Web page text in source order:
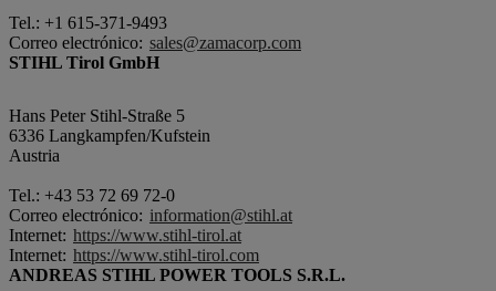
Tel.: +1 615-371-9493
Correo electrónico: sales@zamacorp.com
STIHL Tirol GmbH
Hans Peter Stihl-Straße 5
6336 Langkampfen/Kufstein
Austria
Tel.: +43 53 72 69 72-0
Correo electrónico: information@stihl.at
Internet: https://www.stihl-tirol.at
Internet: https://www.stihl-tirol.com
ANDREAS STIHL POWER TOOLS S.R.L.